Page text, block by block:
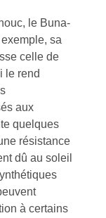
le Buna-
sa
celle de
le rend
aux
quelques
résistance
dû au soleil
à certains